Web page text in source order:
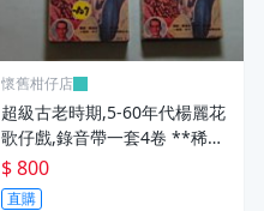
懷舊柑仔店
超級古老時期,5-60年代楊麗花
歌仔戲,錄音帶一套4卷 **稀少
品
$ 800
直購